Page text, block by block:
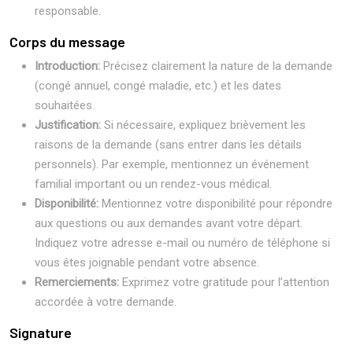
responsable.
Corps du message
Introduction: Précisez clairement la nature de la demande
(congé annuel, congé maladie, etc.) et les dates
souhaitées.
Justification: Si nécessaire, expliquez brièvement les
raisons de la demande (sans entrer dans les détails
personnels). Par exemple, mentionnez un événement
familial important ou un rendez-vous médical.
Disponibilité: Mentionnez votre disponibilité pour répondre
aux questions ou aux demandes avant votre départ.
Indiquez votre adresse e-mail ou numéro de téléphone si
vous êtes joignable pendant votre absence.
Remerciements: Exprimez votre gratitude pour l’attention
accordée à votre demande.
Signature